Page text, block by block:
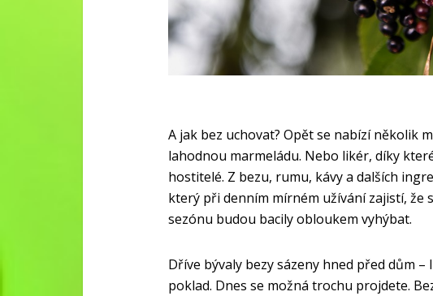
A jak bez uchovat? Opět se nabízí několik
lahodnou marmeládu. Nebo likér, díky
hostitelé. Z bezu, rumu, kávy a dalších
který při denním mírném užívání zajistí, že
sezónu budou bacily obloukem vyhýbat.
Dříve bývaly bezy sázeny hned před dům –
poklad. Dnes se možná trochu projdete.